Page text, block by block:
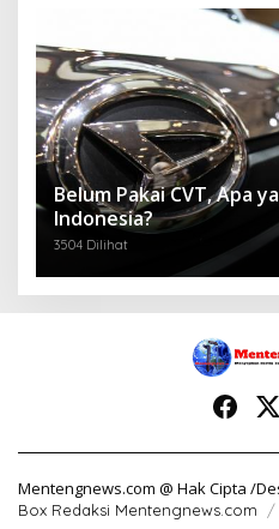
Belum Pakai CVT, Apa
Indonesia?
3504 Dilihat
Mentengnews.com @ Hak Cipta /
Box Redaksi Mentengnews.com